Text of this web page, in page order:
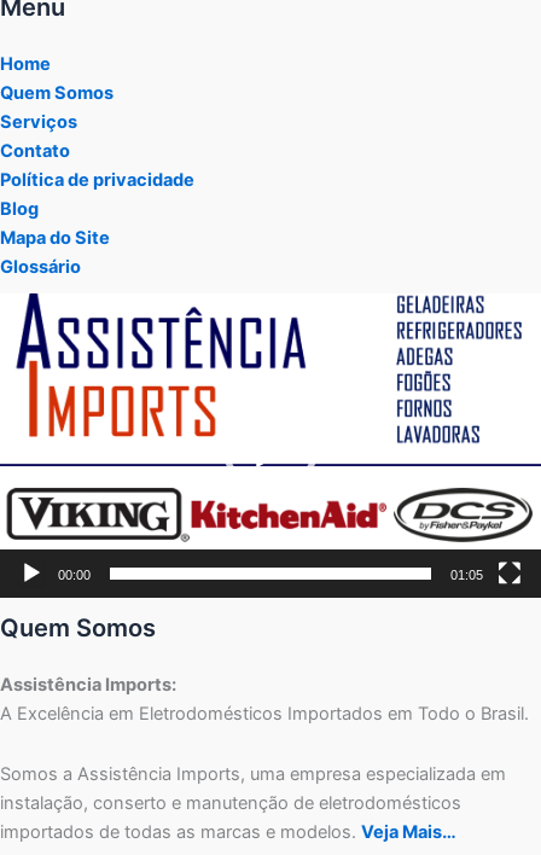
Menu
Home
Quem Somos
Serviços
Contato
Política de privacidade
Blog
Mapa do Site
Glossário
Tocador
vídeo
00:00 01:05
Quem Somos
Assistência Imports:
A Excelência em Eletrodomésticos Importados em Todo o Brasil.
Somos a Assistência Imports, uma empresa especializada em
instalação, conserto e manutenção de eletrodomésticos
importados de todas as marcas e modelos. Veja Mais…